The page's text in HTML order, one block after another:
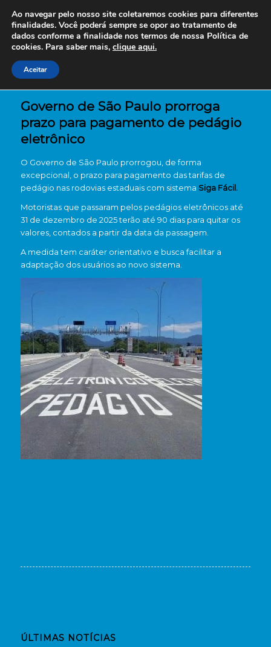
Governo de São Paulo prorroga
prazo para pagamento de pedágio
eletrônico
O Governo de São Paulo prorrogou, de forma
excepcional, o prazo para pagamento das tarifas de
pedágio nas rodovias estaduais com sistema Siga Fácil.
Motoristas que passaram pelos pedágios eletrônicos até
31 de dezembro de 2025 terão até 90 dias para quitar os
valores, contados a partir da data da passagem.
A medida tem caráter orientativo e busca facilitar a
adaptação dos usuários ao novo sistema.
ÚLTIMAS NOTÍCIAS
Ao navegar pelo nosso site coletaremos cookies para diferentes
finalidades. Você poderá sempre se opor ao tratamento de
dados conforme a finalidade nos termos de nossa Política de
cookies. Para saber mais, clique aqui.
Aceitar